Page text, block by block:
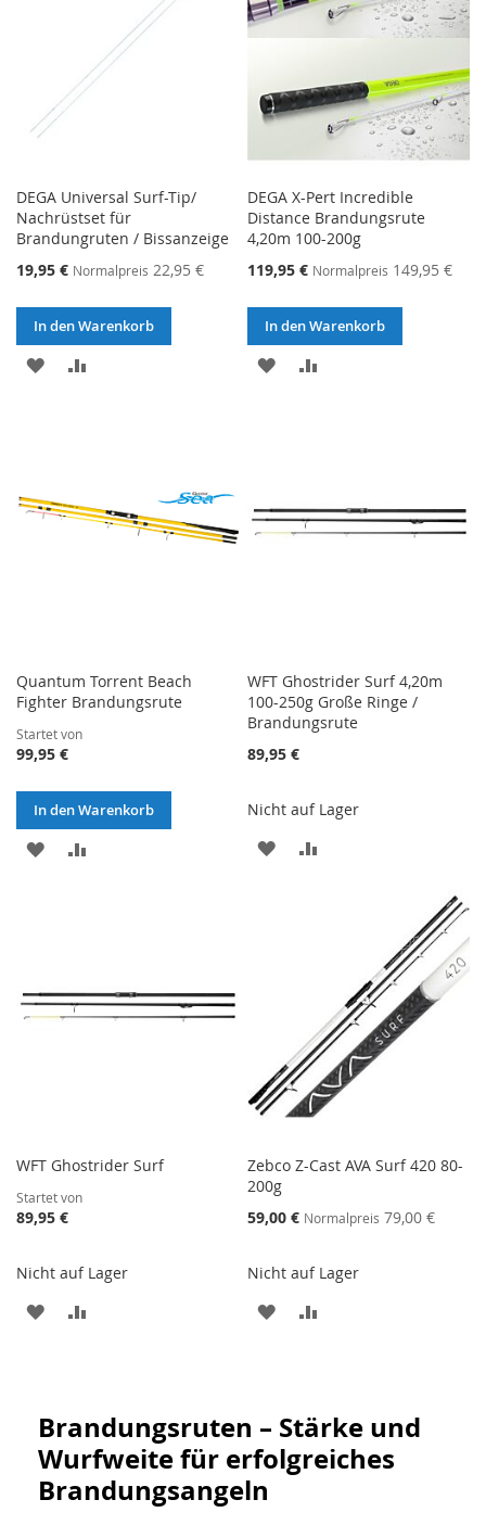
DEGA Universal Surf-Tip/
Nachrüstset für
Brandungruten / Bissanzeige
Sonderangebot
19,95 € Normalpreis 22,95 €
In den Warenkorb
ZUR
DEGA X-Pert Incredible
Distance Brandungsrute
4,20m 100-200g
Sonderangebot
119,95 € Normalpreis 149,95 €
In den Warenkorb
ZUR
Quantum Torrent Beach
Fighter Brandungsrute
Startet von
99,95 €
In den Warenkorb
ZUR
WFT Ghostrider Surf 4,20m
100-250g Große Ringe /
Brandungsrute
89,95 €
Nicht auf Lager
ZUR
WFT Ghostrider Surf
Startet von
89,95 €
Nicht auf Lager
ZUR
Zebco Z-Cast AVA Surf 420 80-
200g
Sonderangebot
59,00 € Normalpreis 79,00 €
Nicht auf Lager
ZUR
Brandungsruten – Stärke und
Wurfweite für erfolgreiches
Brandungsangeln